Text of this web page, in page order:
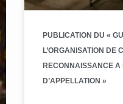
PUBLICATION DU «
L’ORGANISATION DE
RECONNAISSANCE A
D’APPELLATION »